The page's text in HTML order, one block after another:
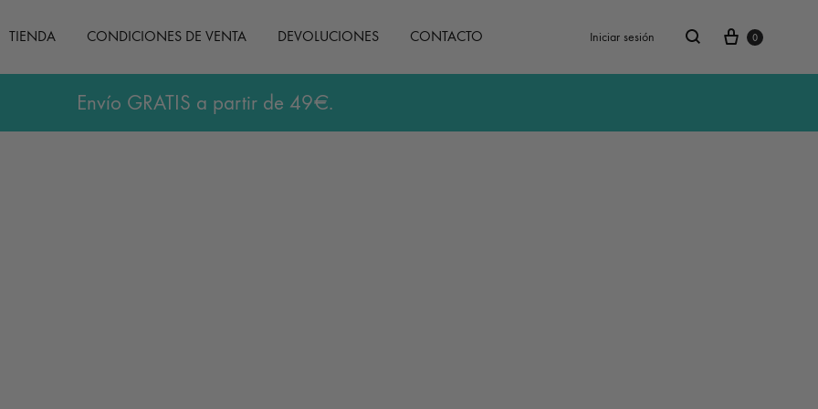
TIENDA CONDICIONES DE VENTA DEVOLUCIONES CONTACTO Iniciar sesión Buscar Carrito
0
Envío GRATIS a partir de 49€.